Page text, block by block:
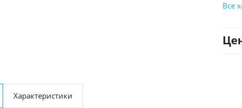
Все
Характеристики